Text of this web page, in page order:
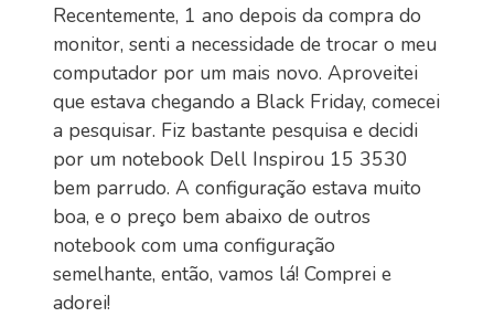
Recentemente, 1 ano depois da compra do
monitor, senti a necessidade de trocar o meu
computador por um mais novo. Aproveitei
que estava chegando a Black Friday, comecei
a pesquisar. Fiz bastante pesquisa e decidi
por um notebook Dell Inspirou 15 3530
bem parrudo. A configuração estava muito
boa, e o preço bem abaixo de outros
notebook com uma configuração
semelhante, então, vamos lá! Comprei e
adorei!